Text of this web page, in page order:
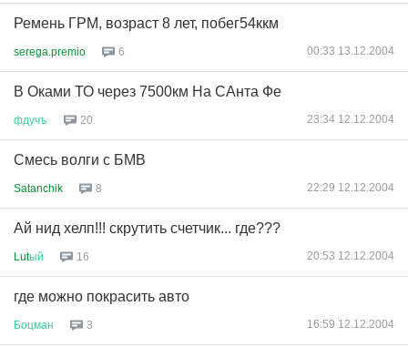
Ремень ГРМ, возраст 8 лет, побег54ккм
serega.premio 6 00:33 13.12.2004
В Оками ТО через 7500км На САнта Фе
фдучъ 20 23:34 12.12.2004
Смесь волги с БМВ
Satanchik 8 22:29 12.12.2004
Ай нид хелп!!! скрутить счетчик... где???
Lutый 16 20:53 12.12.2004
где можно покрасить авто
Боцман 3 16:59 12.12.2004